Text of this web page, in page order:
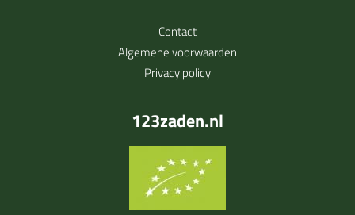
Contact
Algemene voorwaarden
Privacy policy
123zaden.nl